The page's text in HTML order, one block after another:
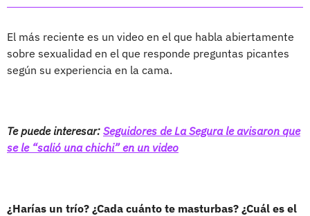
El más reciente es un video en el que habla abiertamente
sobre sexualidad en el que responde preguntas picantes
según su experiencia en la cama.
Te puede interesar: Seguidores de La Segura le avisaron que
se le “salió una chichi” en un video
¿Harías un trío? ¿Cada cuánto te masturbas? ¿Cuál es el